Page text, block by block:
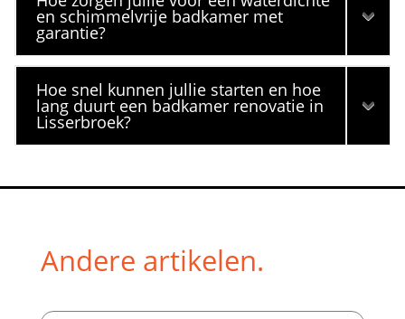
en schimmelvrije badkamer met
garantie?
Hoe snel kunnen jullie starten en hoe
lang duurt een badkamer renovatie in
Lisserbroek?
Andere artikelen.